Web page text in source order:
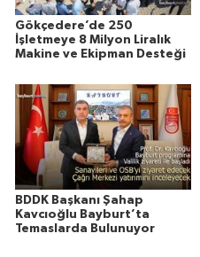
Gökçedere’de 250
İşletmeye 8 Milyon Liralık
Makine ve Ekipman Desteği
BDDK Başkanı Şahap
Kavcıoğlu Bayburt’ta
Temaslarda Bulunuyor